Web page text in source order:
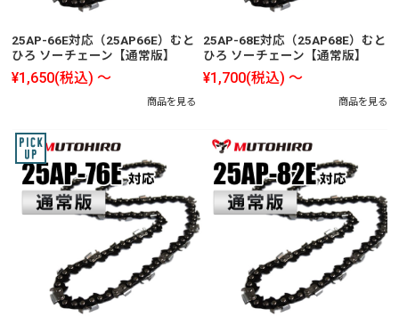
25AP-66E対応（25AP66E）むと
ひろ ソーチェーン【通常版】
¥1,650(税込) ～
商品を見る
25AP-68E対応（25AP68E）むと
ひろ ソーチェーン【通常版】
¥1,700(税込) ～
商品を見る